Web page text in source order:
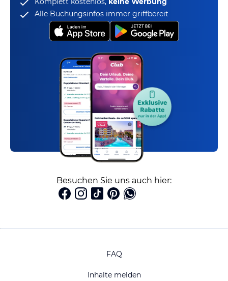
Alle Buchungsinfos immer griffbereit
Besuchen Sie uns auch hier:
FAQ
Inhalte melden